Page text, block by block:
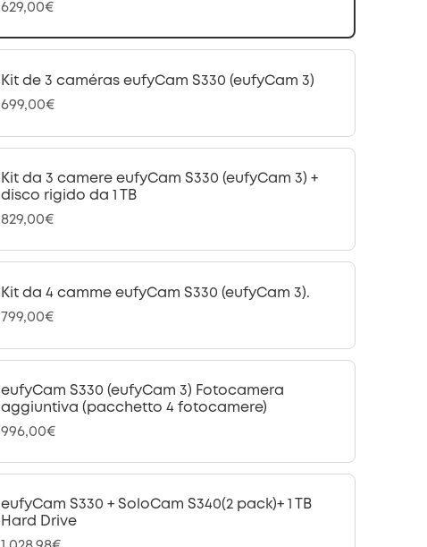
629,00€
Kit de 3 caméras eufyCam S330 (eufyCam 3)
699,00€
Kit da 3 camere eufyCam S330 (eufyCam 3) +
disco rigido da 1 TB
829,00€
Kit da 4 camme eufyCam S330 (eufyCam 3).
799,00€
eufyCam S330 (eufyCam 3) Fotocamera
aggiuntiva (pacchetto 4 fotocamere)
996,00€
eufyCam S330 + SoloCam S340(2 pack)+ 1 TB
Hard Drive